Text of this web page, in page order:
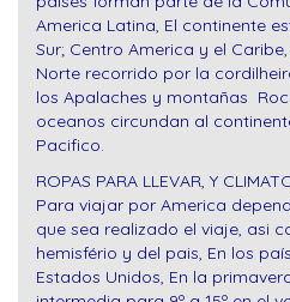
America Latina, El continente
Sur; Centro America y el
Norte recorrido por la
los Apalaches y montañas
oceanos circundan al
Pacifico.
ROPAS PARA LLEVAR, Y
Para viajar por America
que sea realizado el viaje, asi
hemisfério y del pais, En los
Estados Unidos, En la